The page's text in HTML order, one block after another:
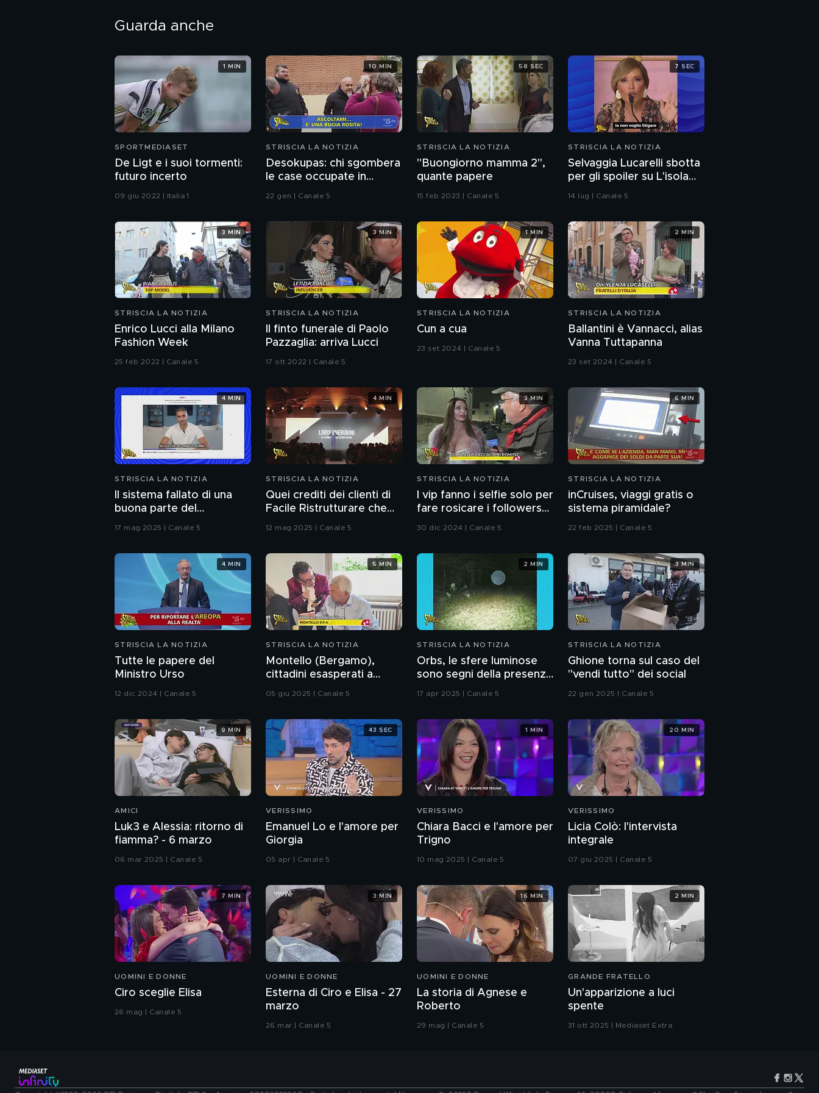
Guarda anche
SPORTMEDIASET
De Ligt e i suoi tormenti:
futuro incerto
09 giu 2022 | Italia 1
1 MIN
STRISCIA LA NOTIZIA
Desokupas: chi sgombera
le case occupate in
Spagna. L'inchiesta di
22 gen | Canale 5
10 MIN
STRISCIA LA NOTIZIA
"Buongiorno mamma 2",
quante papere
15 feb 2023 | Canale 5
58 SEC
STRISCIA LA NOTIZIA
Selvaggia Lucarelli sbotta
per gli spoiler su L'isola
dei famosi e arriva la
14 lug | Canale 5
7 SEC
STRISCIA LA NOTIZIA
Enrico Lucci alla Milano
Fashion Week
25 feb 2022 | Canale 5
3 MIN
STRISCIA LA NOTIZIA
Il finto funerale di Paolo
Pazzaglia: arriva Lucci
17 ott 2022 | Canale 5
3 MIN
STRISCIA LA NOTIZIA
Cun a cua
23 set 2024 | Canale 5
1 MIN
STRISCIA LA NOTIZIA
Ballantini è Vannacci, alias
Vanna Tuttapanna
23 set 2024 | Canale 5
2 MIN
STRISCIA LA NOTIZIA
Il sistema fallato di una
buona parte del
giornalismo online: articoli
17 mag 2025 | Canale 5
4 MIN
STRISCIA LA NOTIZIA
Quei crediti dei clienti di
Facile Ristrutturare che
non esistono nei loro
12 mag 2025 | Canale 5
4 MIN
STRISCIA LA NOTIZIA
I vip fanno i selfie solo per
fare rosicare i followers?
Ne è convinto il nostro
30 dic 2024 | Canale 5
3 MIN
STRISCIA LA NOTIZIA
inCruises, viaggi gratis o
sistema piramidale?
22 feb 2025 | Canale 5
6 MIN
STRISCIA LA NOTIZIA
Tutte le papere del
Ministro Urso
12 dic 2024 | Canale 5
4 MIN
STRISCIA LA NOTIZIA
Montello (Bergamo),
cittadini esasperati a
causa di odori
05 giu 2025 | Canale 5
5 MIN
STRISCIA LA NOTIZIA
Orbs, le sfere luminose
sono segni della presenza
17 apr 2025 | Canale 5
2 MIN
STRISCIA LA NOTIZIA
Ghione torna sul caso del
"vendi tutto" dei social
22 gen 2025 | Canale 5
3 MIN
AMICI
Luk3 e Alessia: ritorno di
fiamma? - 6 marzo
06 mar 2025 | Canale 5
9 MIN
VERISSIMO
Emanuel Lo e l'amore per
Giorgia
05 apr | Canale 5
43 SEC
VERISSIMO
Chiara Bacci e l'amore per
Trigno
10 mag 2025 | Canale 5
1 MIN
VERISSIMO
Licia Colò: l'intervista
integrale
07 giu 2025 | Canale 5
20 MIN
UOMINI E DONNE
Ciro sceglie Elisa
26 mag | Canale 5
7 MIN
UOMINI E DONNE
Esterna di Ciro e Elisa - 27
marzo
26 mar | Canale 5
3 MIN
UOMINI E DONNE
La storia di Agnese e
Roberto
29 mag | Canale 5
16 MIN
GRANDE FRATELLO
Un'apparizione a luci
spente
31 ott 2025 | Mediaset Extra
2 MIN